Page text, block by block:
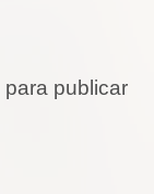
para publicar